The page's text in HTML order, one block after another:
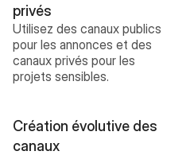
privés
Utilisez des canaux publics
pour les annonces et des
canaux privés pour les
projets sensibles.
Création évolutive des
canaux